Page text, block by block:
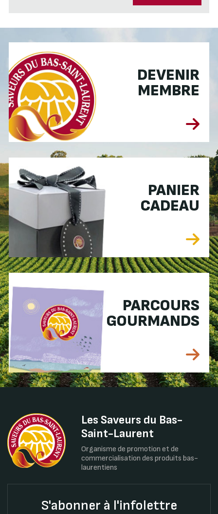
DEVENIR
MEMBRE
PANIER
CADEAU
PARCOURS
GOURMANDS
Les Saveurs du Bas-
Saint-Laurent
Organisme de promotion et de
commercialisation des produits bas-
laurentiens
S'abonner à l'infolettre